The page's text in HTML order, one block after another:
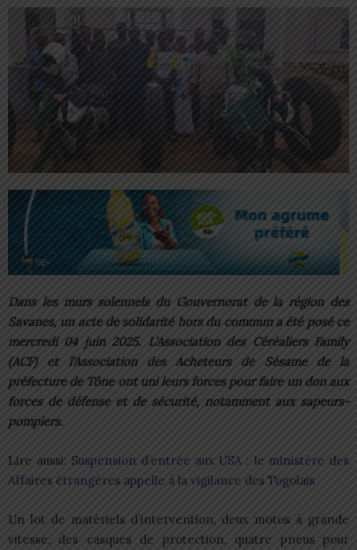
Dans les murs solennels du Gouvernorat de la région des
Savanes, un acte de solidarité hors du commun a été posé ce
mercredi 04 juin 2025. L’Association des Céréaliers Family
(ACF) et l’Association des Acheteurs de Sésame de la
préfecture de Tône ont uni leurs forces pour faire un don aux
forces de défense et de sécurité, notamment aux sapeurs-
pompiers.
Lire aussi: Suspension d’entrée aux USA : le ministère des
Affaires étrangères appelle à la vigilance des Togolais
Un lot de matériels d’intervention, deux motos à grande
vitesse, des casques de protection, quatre pneus pour